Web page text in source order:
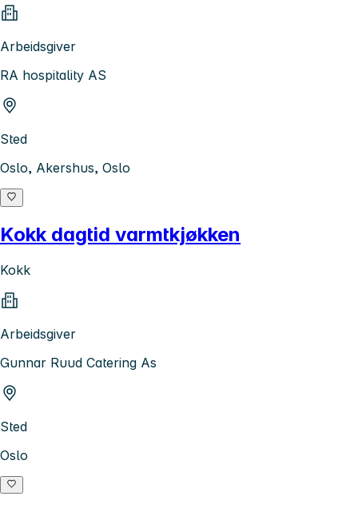
Arbeidsgiver
RA hospitality AS
Sted
Oslo, Akershus, Oslo
Kokk dagtid varmtkjøkken
Kokk
Arbeidsgiver
Gunnar Ruud Catering As
Sted
Oslo